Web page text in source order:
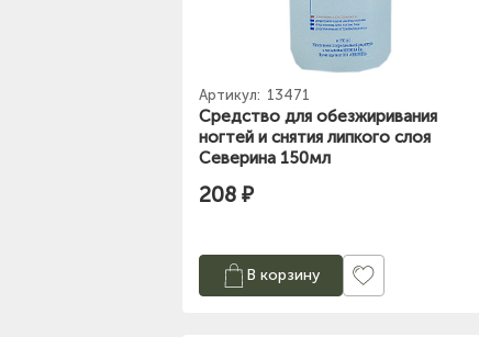
Артикул: 13471
Средство для обезжиривания
ногтей и снятия липкого слоя
Северина 150мл
208 ₽
В корзину